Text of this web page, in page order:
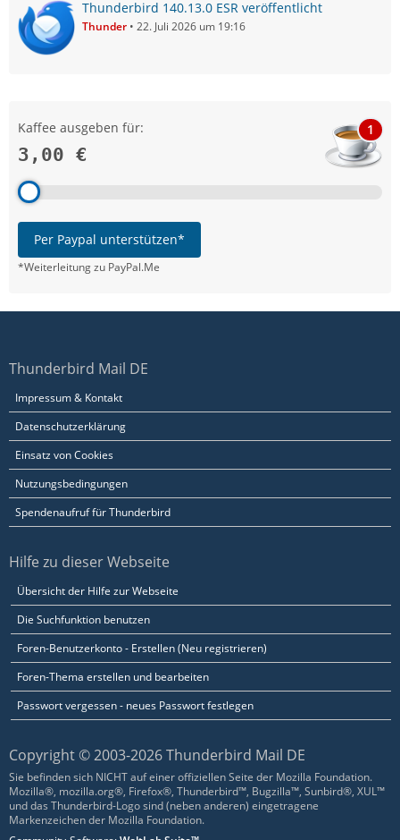
Thunderbird 140.13.0 ESR veröffentlicht
Thunder 22. Juli 2026 um 19:16
Kaffee ausgeben für:
3,00 €
1
Per Paypal unterstützen*
*Weiterleitung zu PayPal.Me
Thunderbird Mail DE
Impressum & Kontakt
Datenschutzerklärung
Einsatz von Cookies
Nutzungsbedingungen
Spendenaufruf für Thunderbird
Hilfe zu dieser Webseite
Übersicht der Hilfe zur Webseite
Die Suchfunktion benutzen
Foren-Benutzerkonto - Erstellen (Neu registrieren)
Foren-Thema erstellen und bearbeiten
Passwort vergessen - neues Passwort festlegen
Copyright © 2003-2026 Thunderbird Mail DE
Sie befinden sich NICHT auf einer offiziellen Seite der Mozilla Foundation.
Mozilla®, mozilla.org®, Firefox®, Thunderbird™, Bugzilla™, Sunbird®, XUL™
und das Thunderbird-Logo sind (neben anderen) eingetragene
Markenzeichen der Mozilla Foundation.